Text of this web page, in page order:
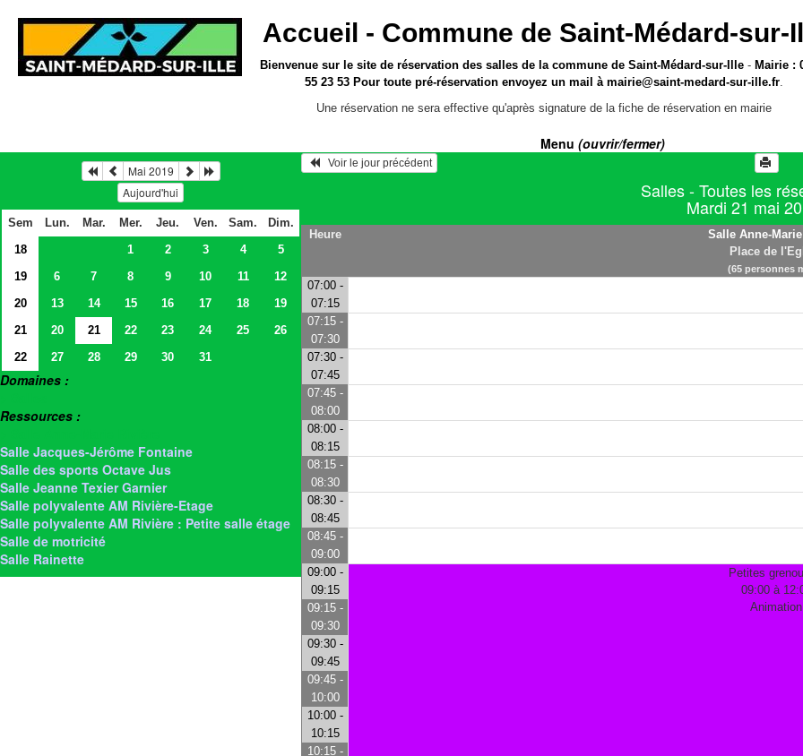
Accueil - Commune de Saint-Médard-sur-
Bienvenue sur le sitede réservation des salles de la commune de Saint-Médard-sur-Ille - Mairie :
55 23 53 Pour toute pré-réservation envoyez un mail àmairie@saint-medard-sur-ille.fr.
Une réservation ne sera effective qu'après signature de la fiche de réservation en mairie
Menu (ouvrir/fermer)
Mai 2019
Aujourd'hui
Sem Lun. Mar. Mer. Jeu. Ven. Sam.
Dim.
18
1 2 3 4
5
19
6 7 8 9 10 11
12
20
13 14 15 16 17 18
19
21
20 21 22 23 24 25
26
22
27 28 29 30 31
Domaines :
Ressources :
Salle Jacques-Jérôme Fontaine
Salle des sports Octave Jus
Salle Jeanne Texier Garnier
Salle polyvalente AM Rivière-Etage
Salle polyvalente AM Rivière : Petite salle étage
Salle de motricité
Salle Rainette
   Voir le jour précédent
Salles - Toutes les
Mardi 21 mai
Heure
Salle Anne-
Place de
(65 personnes
07:00 -
07:15
07:15 -
07:30
07:30 -
07:45
07:45 -
08:00
08:00 -
08:15
08:15 -
08:30
08:30 -
08:45
08:45 -
09:00
09:00 -
09:15
Petites
09:00 à
Animation
09:15 -
09:30
09:30 -
09:45
09:45 -
10:00
10:00 -
10:15
10:15 -